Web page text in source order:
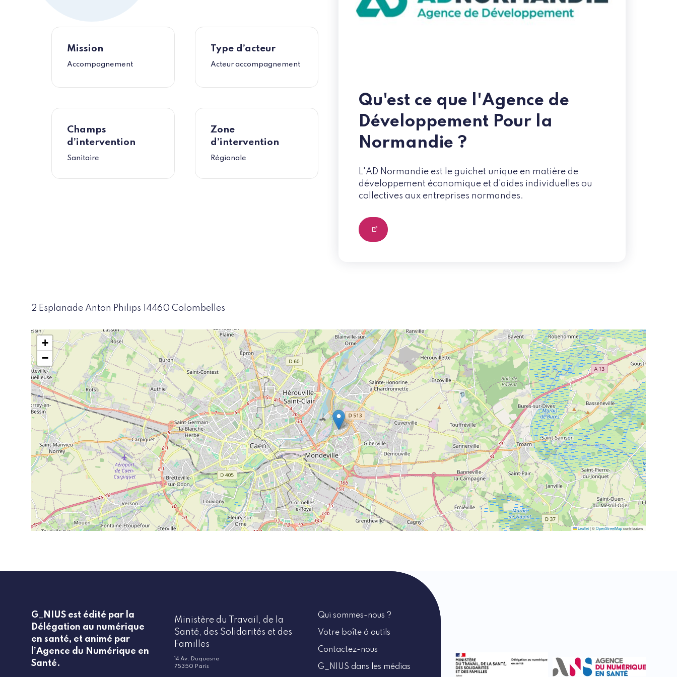
Mission
Accompagnement
Type d’acteur
Acteur accompagnement
Champs
d’intervention
Sanitaire
Zone
d’intervention
Régionale
Qu'est ce que l'Agence de
Développement Pour la
Normandie ?
L'AD Normandie est le guichet unique en matière de
développement économique et d'aides individuelles ou
collectives aux entreprises normandes.
2 Esplanade Anton Philips 14460 Colombelles
+
−
Leaflet|©OpenStreetMapcontributors
G_NIUS est édité par la
Délégation au numérique
en santé, et animé par
l’Agence du Numérique en
Santé.
Ministère du Travail, de la
Santé, des Solidarités et des
Familles
14 Av. Duquesne
75350 Paris
Qui sommes-nous ?
Votre boîte à outils
Contactez-nous
G_NIUS dans les médias